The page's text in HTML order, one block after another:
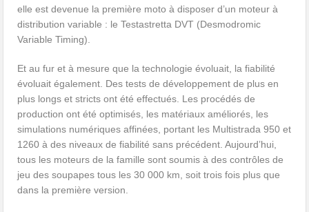
elle est devenue la première moto à disposer d’un moteur à
distribution variable : le Testastretta DVT (Desmodromic
Variable Timing).
Et au fur et à mesure que la technologie évoluait, la fiabilité
évoluait également. Des tests de développement de plus en
plus longs et stricts ont été effectués. Les procédés de
production ont été optimisés, les matériaux améliorés, les
simulations numériques affinées, portant les Multistrada 950 et
1260 à des niveaux de fiabilité sans précédent. Aujourd’hui,
tous les moteurs de la famille sont soumis à des contrôles de
jeu des soupapes tous les 30 000 km, soit trois fois plus que
dans la première version.